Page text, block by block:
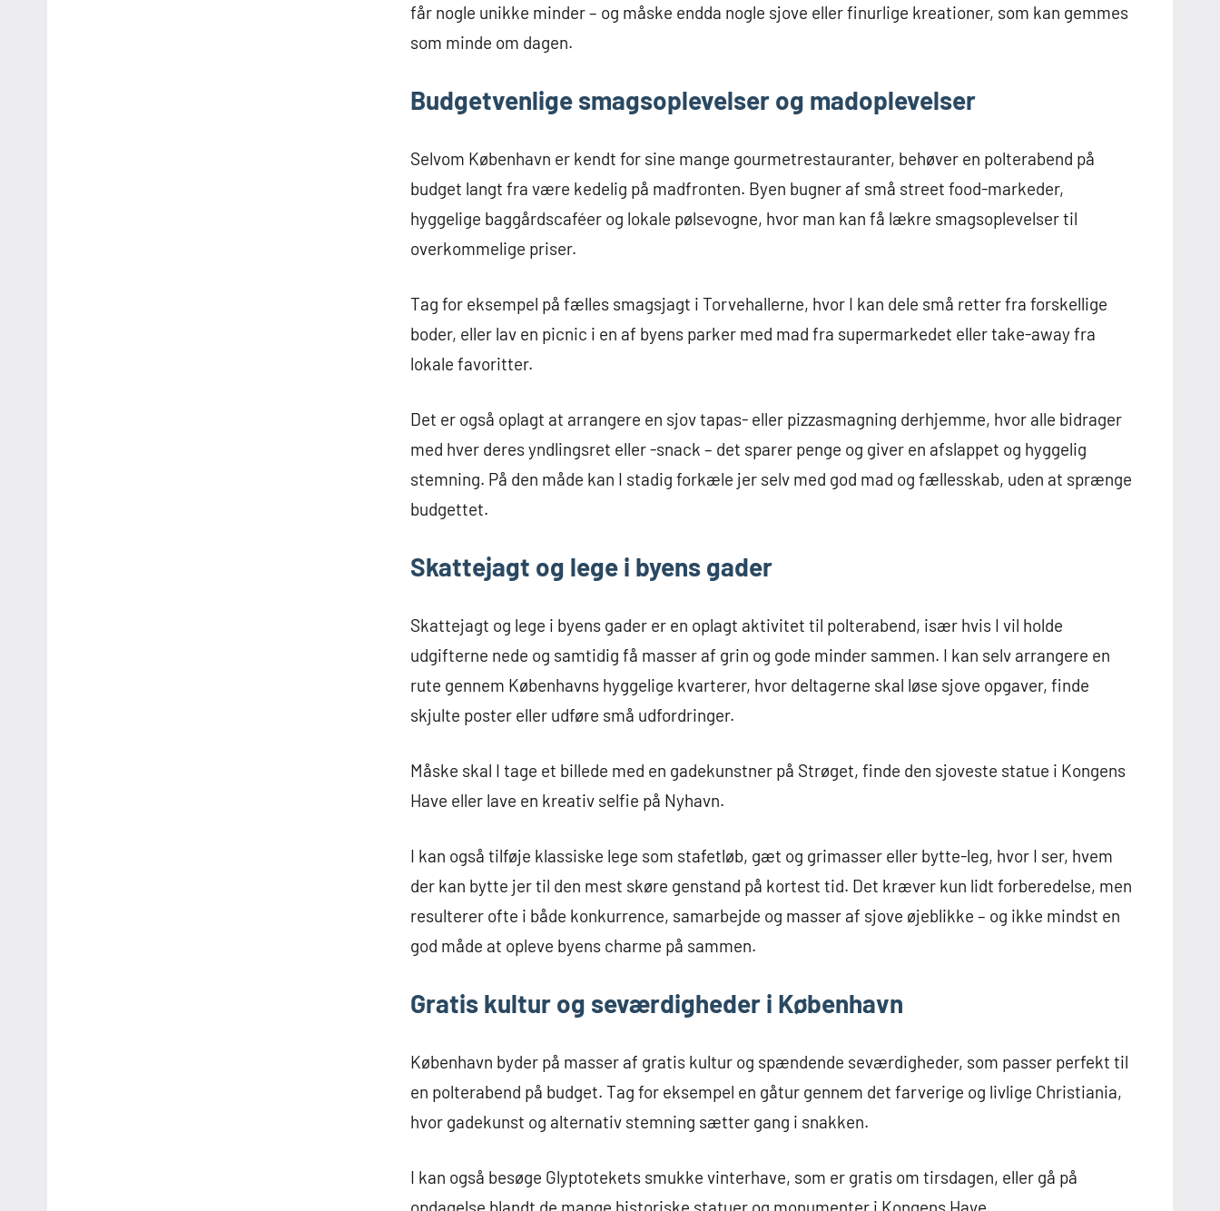
får nogle unikke minder – og måske endda nogle sjove eller finurlige kreationer, som kan gemmes
som minde om dagen.
Budgetvenlige smagsoplevelser og madoplevelser
Selvom København er kendt for sine mange gourmetrestauranter, behøver en polterabend på
budget langt fra være kedelig på madfronten. Byen bugner af små street food-markeder,
hyggelige baggårdscaféer og lokale pølsevogne, hvor man kan få lækre smagsoplevelser til
overkommelige priser.
Tag for eksempel på fælles smagsjagt i Torvehallerne, hvor I kan dele små retter fra forskellige
boder, eller lav en picnic i en af byens parker med mad fra supermarkedet eller take-away fra
lokale favoritter.
Det er også oplagt at arrangere en sjov tapas- eller pizzasmagning derhjemme, hvor alle bidrager
med hver deres yndlingsret eller -snack – det sparer penge og giver en afslappet og hyggelig
stemning. På den måde kan I stadig forkæle jer selv med god mad og fællesskab, uden at sprænge
budgettet.
Skattejagt og lege i byens gader
Skattejagt og lege i byens gader er en oplagt aktivitet til polterabend, især hvis I vil holde
udgifterne nede og samtidig få masser af grin og gode minder sammen. I kan selv arrangere en
rute gennem Københavns hyggelige kvarterer, hvor deltagerne skal løse sjove opgaver, finde
skjulte poster eller udføre små udfordringer.
Måske skal I tage et billede med en gadekunstner på Strøget, finde den sjoveste statue i Kongens
Have eller lave en kreativ selfie på Nyhavn.
I kan også tilføje klassiske lege som stafetløb, gæt og grimasser eller bytte-leg, hvor I ser, hvem
der kan bytte jer til den mest skøre genstand på kortest tid. Det kræver kun lidt forberedelse, men
resulterer ofte i både konkurrence, samarbejde og masser af sjove øjeblikke – og ikke mindst en
god måde at opleve byens charme på sammen.
Gratis kultur og seværdigheder i København
København byder på masser af gratis kultur og spændende seværdigheder, som passer perfekt til
en polterabend på budget. Tag for eksempel en gåtur gennem det farverige og livlige Christiania,
hvor gadekunst og alternativ stemning sætter gang i snakken.
I kan også besøge Glyptotekets smukke vinterhave, som er gratis om tirsdagen, eller gå på
opdagelse blandt de mange historiske statuer og monumenter i Kongens Have.